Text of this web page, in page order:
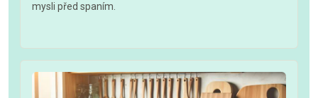
mysli před spaním.